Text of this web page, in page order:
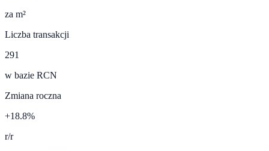
za m²
Liczba transakcji
291
w bazie RCN
Zmiana roczna
+18.8%
r/r